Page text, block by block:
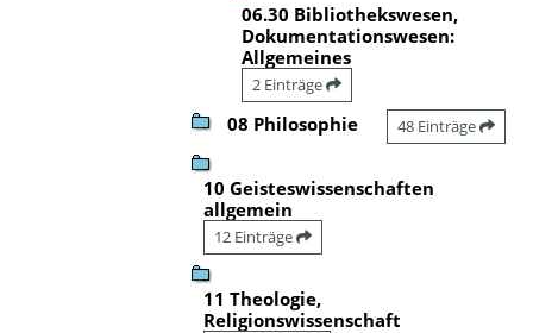
06.30 Bibliothekswesen,
Dokumentationswesen:
Allgemeines
2 Einträge
08 Philosophie 48 Einträge
10 Geisteswissenschaften
allgemein
12 Einträge
11 Theologie,
Religionswissenschaft